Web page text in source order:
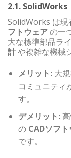
2.1. SolidWorks
SolidWorks は現
フトウェアの一
大な標準部品ラ
計や複雑な機械
メリット:大規
コミュニティ
す。
デメリット:高
の CADソフ
です。